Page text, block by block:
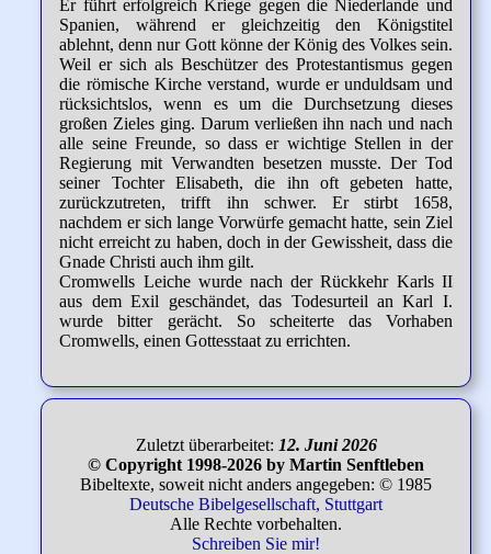
Er führt erfolgreich Kriege gegen die Niederlande und
Spanien, während er gleichzeitig den Königstitel
ablehnt, denn nur Gott könne der König des Volkes sein.
Weil er sich als Beschützer des Protestantismus gegen
die römische Kirche verstand, wurde er unduldsam und
rücksichtslos, wenn es um die Durchsetzung dieses
großen Zieles ging. Darum verließen ihn nach und nach
alle seine Freunde, so dass er wichtige Stellen in der
Regierung mit Verwandten besetzen musste. Der Tod
seiner Tochter Elisabeth, die ihn oft gebeten hatte,
zurückzutreten, trifft ihn schwer. Er stirbt 1658,
nachdem er sich lange Vorwürfe gemacht hatte, sein Ziel
nicht erreicht zu haben, doch in der Gewissheit, dass die
Gnade Christi auch ihm gilt.
Cromwells Leiche wurde nach der Rückkehr Karls II
aus dem Exil geschändet, das Todesurteil an Karl I.
wurde bitter gerächt. So scheiterte das Vorhaben
Cromwells, einen Gottesstaat zu errichten.
Zuletzt überarbeitet: 12. Juni 2026
© Copyright 1998-2026 by Martin Senftleben
Bibeltexte, soweit nicht anders angegeben: © 1985
Deutsche Bibelgesellschaft, Stuttgart
Alle Rechte vorbehalten.
Schreiben Sie mir!